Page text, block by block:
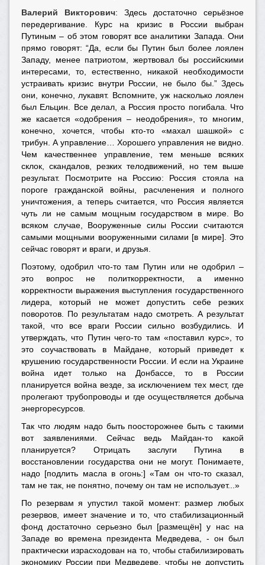
Валерий Викторович: Здесь достаточно серьёзное
передергивание. Курс на кризис в России выбран
Путиным – об этом говорят все аналитики Запада. Они
прямо говорят: “Да, если бы Путин был более лоялен
Западу, менее патриотом, жертвовал бы российскими
интересами, то, естественно, никакой необходимости
устраивать кризис внутри России, не было бы.” Здесь
они, конечно, лукавят. Вспомните, уж насколько лоялен
был Ельцин. Все делал, а Россия просто погибала. Что
же касается «одобрения – неодобрения», то многим,
конечно, хочется, чтобы кто-то «махал шашкой» с
трибун. А управление… Хорошего управления не видно.
Чем качественнее управление, тем меньше всяких
склок, скандалов, резких телодвижений, но тем выше
результат. Посмотрите на Россию: Россия стояла на
пороге гражданской войны, расчленения и полного
уничтожения, а теперь считается, что Россия является
чуть ли не самым мощным государством в мире. Во
всяком случае, Вооруженные силы России считаются
самыми мощными вооруженными силами [в мире]. Это
сейчас говорят и враги, и друзья.
Поэтому, одобрил что-то там Путин или не одобрил –
это вопрос не политкорректности, а именно
корректности выражения выступления государственного
лидера, который не может допустить себе резких
поворотов. По результатам надо смотреть. А результат
такой, что все враги России сильно возбудились. И
утверждать, что Путин чего-то там «поставил курс», то
это соучаствовать в Майдане, который приведет к
крушению государственности России. И если на Украине
война идет только на Донбассе, то в России
планируется война везде, за исключением тех мест, где
пролегают трубопроводы и где осуществляется добыча
энергоресурсов.
Так что людям надо быть поосторожнее быть с такими
вот заявлениями. Сейчас ведь Майдан-то какой
планируется? Отрицать заслуги Путина в
восстановлении государства они не могут. Понимаете,
надо [подлить масла в огонь:] «Там он что-то сказал,
там не так, не понятно, почему он там не использует...»
По резервам я упустил такой момент: размер любых
резервов, имеет значение и то, что стабилизационный
фонд достаточно серьезно был [размещён] у нас на
Западе во времена президента Медведева, - он был
практически израсходован на то, чтобы стабилизировать
экономику России при Медведеве, чтобы не допустить